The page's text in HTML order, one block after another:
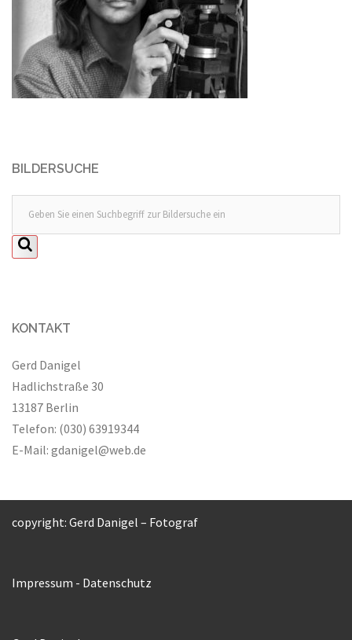
BILDERSUCHE
KONTAKT
Gerd Danigel
Hadlichstraße 30
13187 Berlin
Telefon: (030) 63919344
E-Mail: gdanigel@web.de
copyright: Gerd Danigel – Fotograf
Impressum - Datenschutz